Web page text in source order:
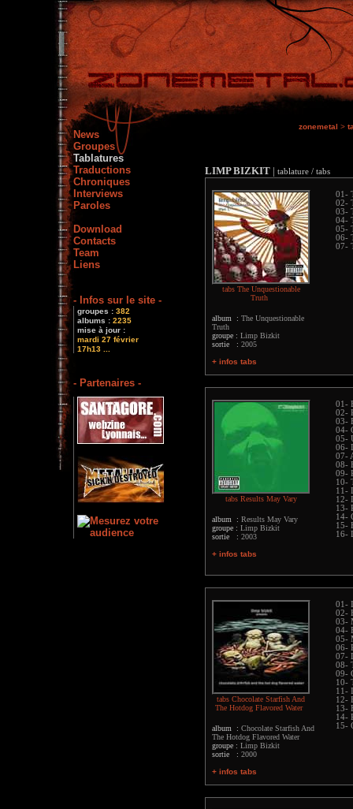
News
Groupes
Tablatures
Traductions
Chroniques
Interviews
Paroles
Download
Contacts
Team
Liens
- Infos sur le site -
groupes : 382
albums : 2235
mise à jour :
mardi 27 février
17h13 ...
- Partenaires -
zonemetal >
LIMP BIZKIT | tablature / tabs
tabs The Unquestionable
Truth
album : The Unquestionable
Truth
groupe : Limp Bizkit
sortie : 2005
+ infos tabs
01-
02-
03-
04-
05-
06-
07-
tabs Results May Vary
album : Results May Vary
groupe : Limp Bizkit
sortie : 2003
+ infos tabs
01-
02-
03-
04-
05-
06-
07-
08-
09-
10-
11-
12-
13-
14-
15-
16-
tabs Chocolate Starfish And
The Hotdog Flavored Water
album : Chocolate Starfish And
The Hotdog Flavored Water
groupe : Limp Bizkit
sortie : 2000
+ infos tabs
01-
02-
03-
04-
05-
06-
07-
08-
09-
10-
11-
12-
13-
14-
15-